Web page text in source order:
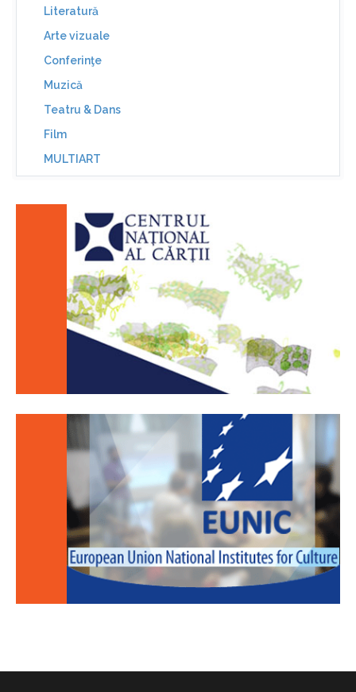
Literatură
Arte vizuale
Conferinţe
Muzică
Teatru & Dans
Film
MULTIART